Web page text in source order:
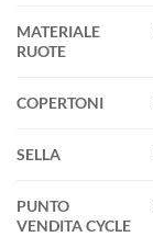
MATERIALE
RUOTE
COPERTONI
SELLA
PUNTO
VENDITA CYCLE